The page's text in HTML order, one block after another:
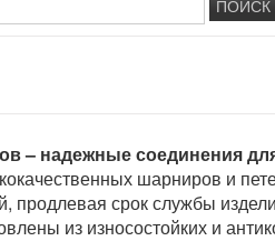
– надежные соединения
шарниров и
продлевая срок службы
из износостойких и